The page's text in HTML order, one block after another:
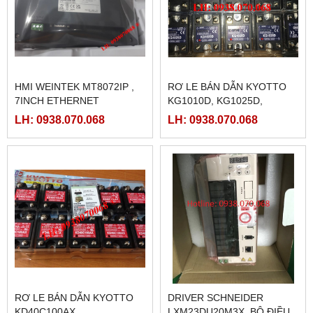
R58ECRGB
LH: 0938.070.068
5K, 10K, 20K, 40K
LH: 0938.070.068
Sản phẩm Hot